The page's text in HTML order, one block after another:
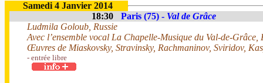
Samedi 4 Janvier 2014
18:30
Paris (75) - Val de Grâce
Ludmila Goloub, Russie
Avec l’ensemble vocal La Chapelle-Musique du Val-de-Grâce,
Œuvres de Miaskovsky, Stravinsky, Rachmaninov, Sviridov,
- entrée libre